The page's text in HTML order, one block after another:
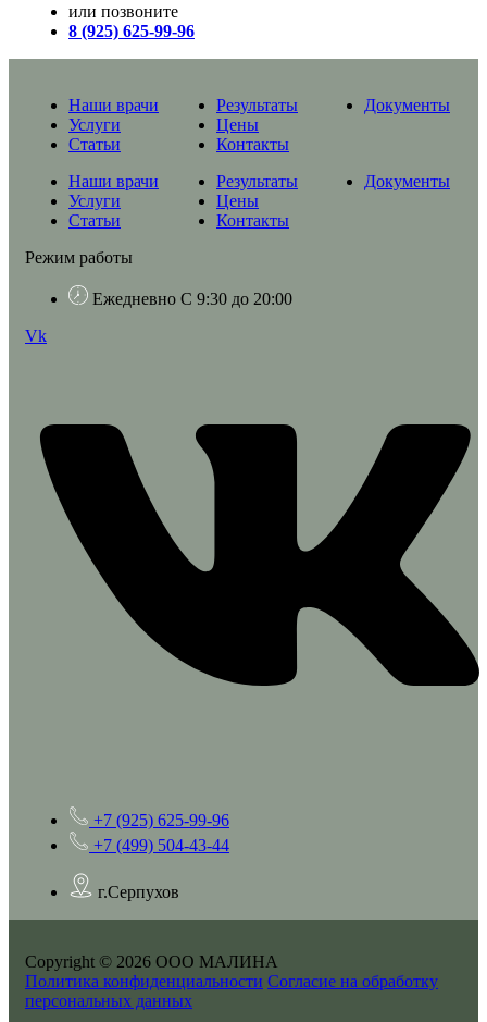
или позвоните
8 (925) 625-99-96
Наши врачи
Услуги
Статьи
Результаты
Цены
Контакты
Документы
Наши врачи
Услуги
Статьи
Результаты
Цены
Контакты
Документы
Режим работы
Ежедневно С 9:30 до 20:00
Vk
+7 (925) 625-99-96
+7 (499) 504-43-44
г.Серпухов
Copyright © 2026 ООО МАЛИНА
Политика конфиденциальности Согласие на обработку
персональных данных